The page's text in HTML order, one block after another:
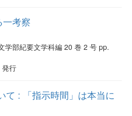
一考察
学部紀要文学科編 20 巻 2 号 pp.
行
て : 「指示時間」は本当に